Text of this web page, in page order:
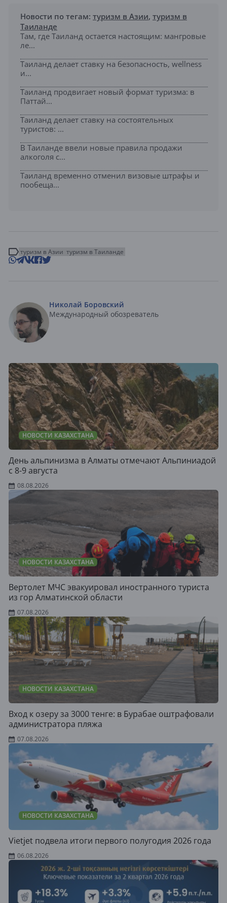
Новости по тегам: туризм в Азии, туризм в
Таиланде
Там, где Таиланд остается настоящим: мангровые
ле...
Таиланд делает ставку на безопасность, wellness
и...
Таиланд продвигает новый формат туризма: в
Паттай...
Таиланд делает ставку на состоятельных
туристов: ...
В Таиланде ввели новые правила продажи
алкоголя с...
Таиланд временно отменил визовые штрафы и
пообеща...
туризм в Азии туризм в Таиланде
Николай Боровский
Международный обозреватель
НОВОСТИ КАЗАХСТАНА
День альпинизма в Алматы отмечают Альпиниадой
с 8-9 августа
08.08.2026
НОВОСТИ КАЗАХСТАНА
Вертолет МЧС эвакуировал иностранного туриста
из гор Алматинской области
07.08.2026
НОВОСТИ КАЗАХСТАНА
Вход к озеру за 3000 тенге: в Бурабае оштрафовали
администратора пляжа
07.08.2026
НОВОСТИ КАЗАХСТАНА
Vietjet подвела итоги первого полугодия 2026 года
06.08.2026